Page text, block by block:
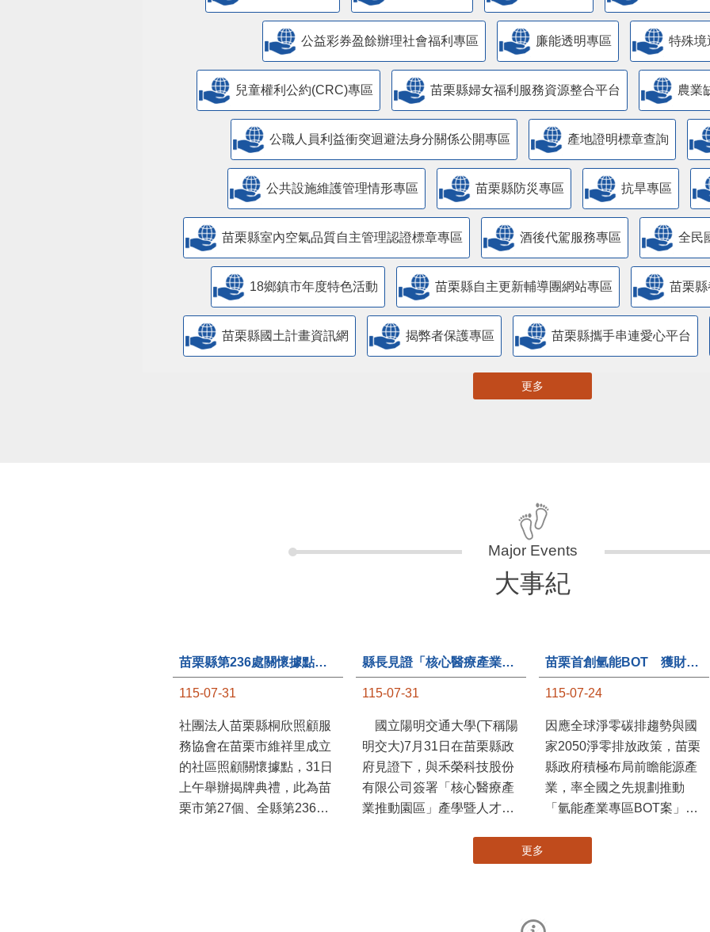
公益彩券盈餘辦理社會福利專區 廉能透明專區 特殊境
兒童權利公約(CRC)專區 苗栗縣婦女福利服務資源整合平台 農業
公職人員利益衝突迴避法身分關係公開專區 產地證明標章查詢
​公共設施維護管理情形專區 苗栗縣防災專區 抗旱專區
苗栗縣室內空氣品質自主管理認證標章專區 酒後代駕服務專區 全民
18鄉鎮市年度特色活動 苗栗縣自主更新輔導團網站專區 苗栗
苗栗縣國土計畫資訊網 揭弊者保護專區 苗栗縣攜手串連愛心平台
更多
大事紀
苗栗縣第236處關懷據點在苗栗市維祥里揭牌
115-07-31
社團法人苗栗縣桐欣照顧服
縣長見證「核心醫療產業推動園區」產學合作簽約儀式
115-07-31
國立陽明交通大學(下稱陽
明交大)7月31日在苗栗縣政
府見證下，與禾榮科技股份
有限公司簽署「核心醫療產
業推動園區」產學暨人才培
苗栗首創氫能BOT 獲財政部「突破之翼」肯定
115-07-24
因應全球淨零碳排趨勢與國
家2050淨零排放政策，苗栗
縣政府積極布局前瞻能源產
業，率全國之先規劃推動
「氫能產業專區BOT案」，